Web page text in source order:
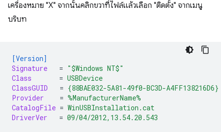
เครื่องหมาย "X" จากนั้นคลิกขวาที่ไฟล์แล้วเลือก "ติดตั้ง" จากเมนู
บริบท
[Version]
Signature
= "$Windows NT$"
Class
= USBDevice
ClassGUID
= {88BAE032-5A81-49f0-BC3D-A4FF138216D6}
Provider
= %ManufacturerName%
CatalogFile = WinUSBInstallation.cat
DriverVer
= 09/04/2012,13.54.20.543